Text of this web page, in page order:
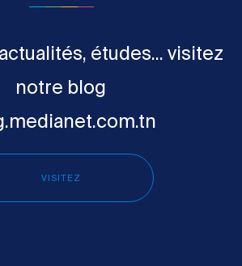
études... visitez
notre blog
VISITEZ